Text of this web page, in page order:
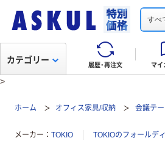
すべ
履歴・再注文 マイ
カテゴリー
>
ホーム オフィス家具/収納 会議テ
メーカー TOKIO TOKIOのフォールデ